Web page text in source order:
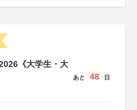
《大学生・大
あと 48 日